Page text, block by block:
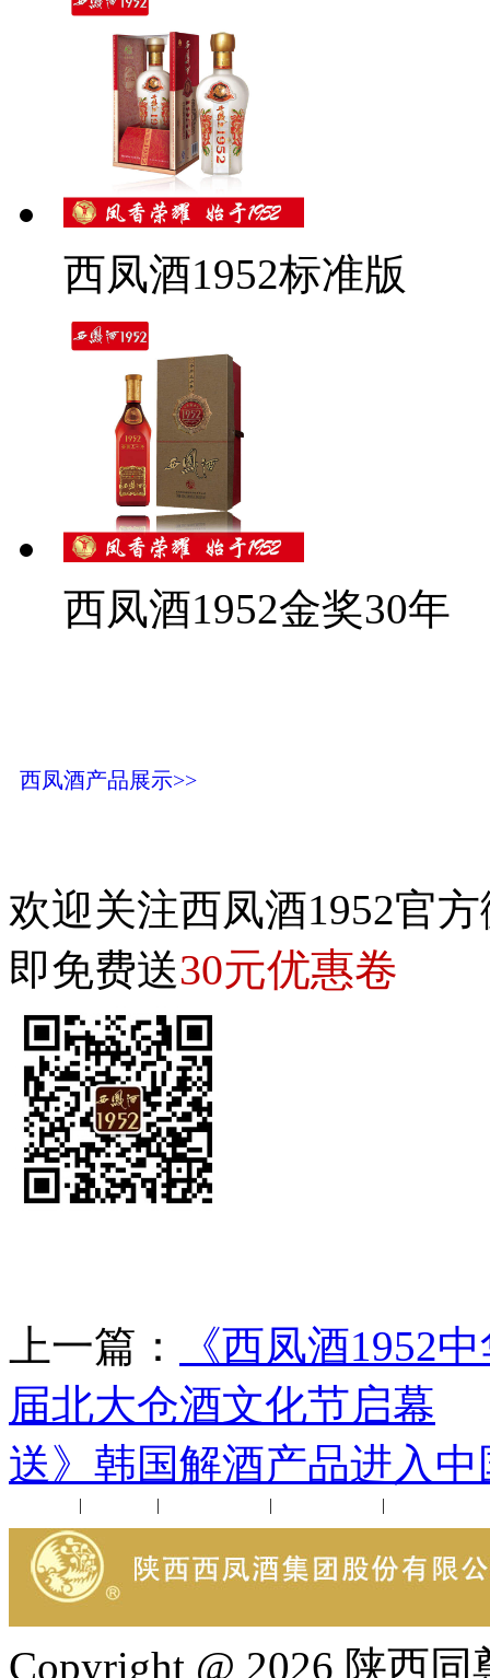
西凤酒1952标准版
西凤酒1952金奖30年
西凤酒产品展示>>
欢迎关注西凤酒1952官
即免费送30元优惠卷
上一篇：
《西凤酒1952
届北大仓酒文化节启幕
送》韩国解酒产品进入中
| | | |
Copyright @ 2026 陕西